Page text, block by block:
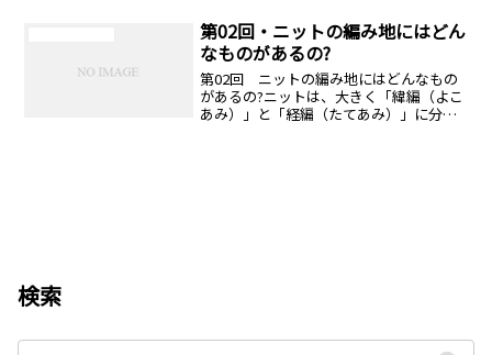
目(シーム...
第02回・ニットの編み地にはどん
なものがあるの?
第02回 ニットの編み地にはどんなもの
があるの?ニットは、大きく「緯編（よこ
あみ）」と「経編（たてあみ）」に分か
検索